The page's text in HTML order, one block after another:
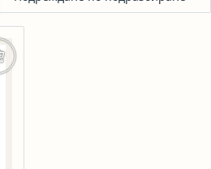
в количката